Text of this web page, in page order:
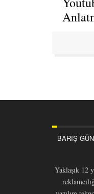
BARIŞ
Yaklaşık 12